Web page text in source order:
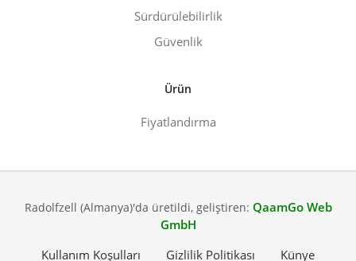
Sürdürülebilirlik
Güvenlik
Ürün
Fiyatlandırma
Radolfzell (Almanya)'da üretildi, geliştiren: QaamGo Web
GmbH
Kullanım Koşulları
Gizlilik Politikası Künye